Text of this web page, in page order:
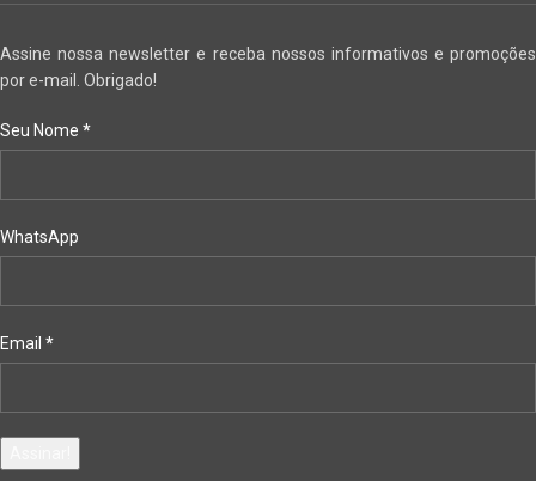
Assine nossa newsletter e receba nossos informativos e promoções
por e-mail. Obrigado!
Seu Nome *
WhatsApp
Email *